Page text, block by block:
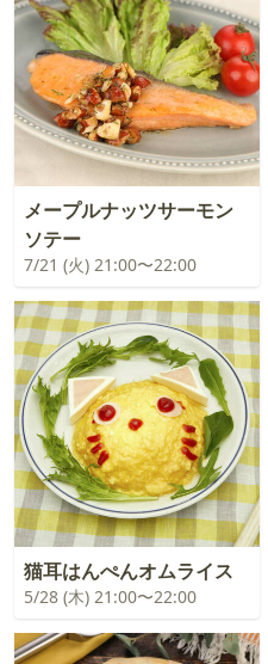
メープルナッツサーモン
ソテー
7/21 (火) 21:00〜22:00
猫耳はんぺんオムライス
5/28 (木) 21:00〜22:00